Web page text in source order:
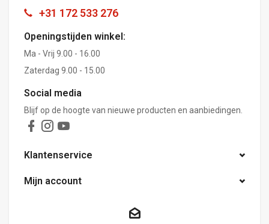
+31 172 533 276
Openingstijden winkel:
Ma - Vrij 9.00 - 16.00
Zaterdag 9.00 - 15.00
Social media
Blijf op de hoogte van nieuwe producten en aanbiedingen.
Klantenservice
Mijn account